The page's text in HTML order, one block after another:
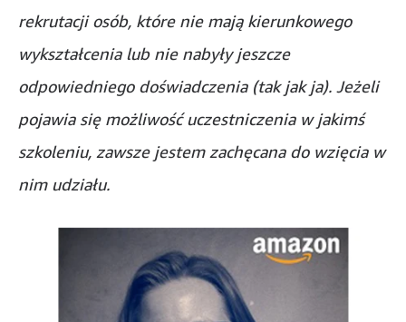
rekrutacji osób, które nie mają kierunkowego
wykształcenia lub nie nabyły jeszcze
odpowiedniego doświadczenia (tak jak ja). Jeżeli
pojawia się możliwość uczestniczenia w jakimś
szkoleniu, zawsze jestem zachęcana do wzięcia w
nim udziału.